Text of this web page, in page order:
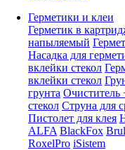
Герметики и клеи
Герметик в
напыляемый
Насадка для
вклейки стекол
вклейки стекол
грунта Очиститель
стекол Струна для
Пистолет для клея
ALFA BlackFox
RoxelPro iSistem